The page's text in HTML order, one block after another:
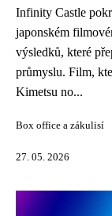
Infinity Castle
japonském
výsledků, které
průmyslu. Film,
Kimetsu no...
Box office a zákulisí
27. 05. 2026